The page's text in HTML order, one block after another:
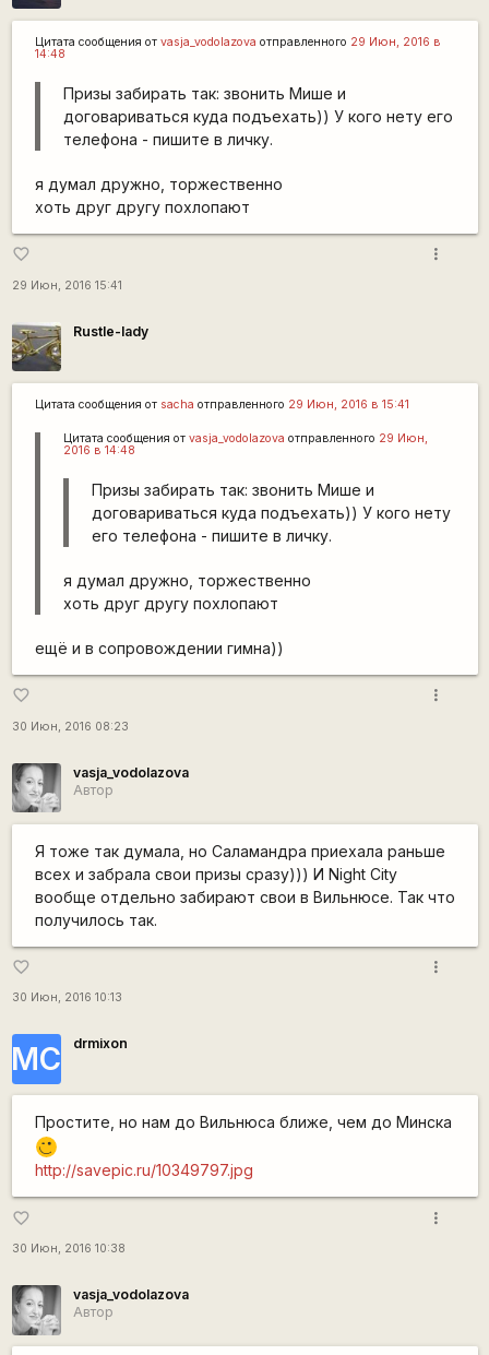
Цитата сообщения от vasja_vodolazova отправленного 29 Июн, 2016 в
14:48
Призы забирать так: звонить Мише и
договариваться куда подъехать)) У кого нету его
телефона - пишите в личку.
я думал дружно, торжественно
хоть друг другу похлопают
favorite_border
29 Июн, 2016 15:41
more_vert
Rustle-lady
Цитата сообщения от sacha отправленного 29 Июн, 2016 в 15:41
Цитата сообщения от vasja_vodolazova отправленного 29 Июн,
2016 в 14:48
Призы забирать так: звонить Мише и
договариваться куда подъехать)) У кого нету
его телефона - пишите в личку.
я думал дружно, торжественно
хоть друг другу похлопают
ещё и в сопровождении гимна))
favorite_border
30 Июн, 2016 08:23
more_vert
vasja_vodolazova
Автор
Я тоже так думала, но Саламандра приехала раньше
всех и забрала свои призы сразу))) И Night City
вообще отдельно забирают свои в Вильнюсе. Так что
получилось так.
favorite_border
30 Июн, 2016 10:13
more_vert
МС drmixon
Простите, но нам до Вильнюса ближе, чем до Минска
;)
http://savepic.ru/10349797.jpg
favorite_border
30 Июн, 2016 10:38
more_vert
vasja_vodolazova
Автор